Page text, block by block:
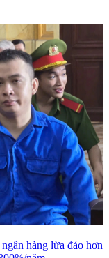
hàng lừa đảo hơn